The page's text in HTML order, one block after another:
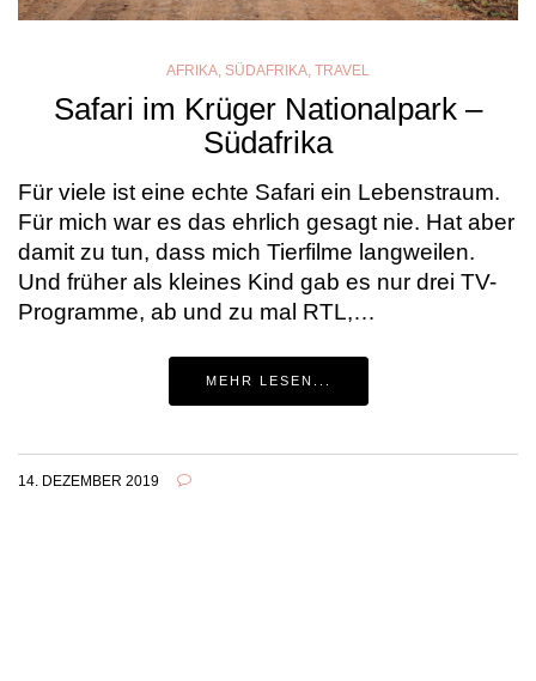
AFRIKA, SÜDAFRIKA, TRAVEL
Safari im Krüger Nationalpark –
Südafrika
Für viele ist eine echte Safari ein Lebenstraum.
Für mich war es das ehrlich gesagt nie. Hat aber
damit zu tun, dass mich Tierfilme langweilen.
Und früher als kleines Kind gab es nur drei TV-
Programme, ab und zu mal RTL,…
MEHR LESEN...
14. DEZEMBER 2019